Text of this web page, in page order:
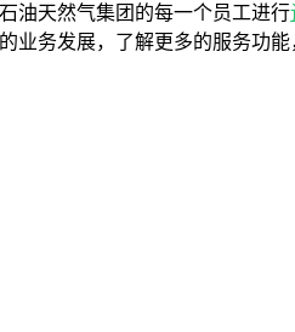
油天然气集团的每一个员工进行
业务发展，了解更多的服务功